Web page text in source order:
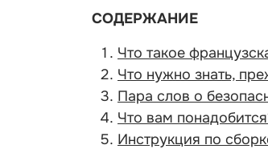
СОДЕРЖАНИЕ
Что такое
Что нужно знать,
Пара слов о
Что вам
Инструкция по